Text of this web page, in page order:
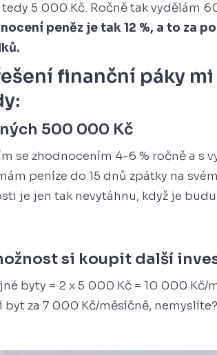
tedy 5 000 Kč. Ročně tak vydělám
peněz je tak 12 %, a to za
finanční páky
500 000 Kč
se zhodnocením 4-6 % ročně a s
peníze do 15 dnů zpátky na
je jen tak nevytáhnu, když je
si koupit další
byty = 2 x 5 000 Kč = 10 000 Kč/
byt za 7 000 Kč/měsíčně, nemyslíte?